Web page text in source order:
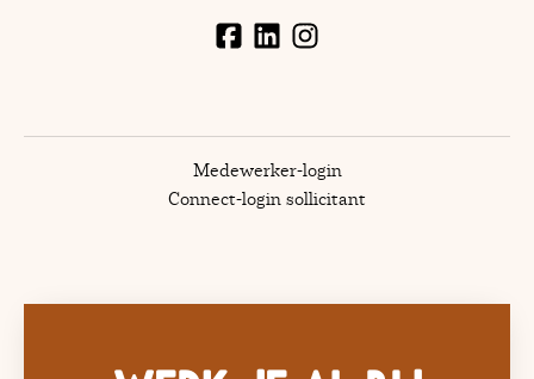
Medewerker-login
Connect-login sollicitant